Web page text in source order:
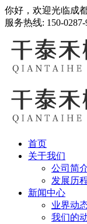
你好，欢迎光临成
服务热线: 150-
首页
关于我们
公司简
发展历
新闻中心
业界动
我们的